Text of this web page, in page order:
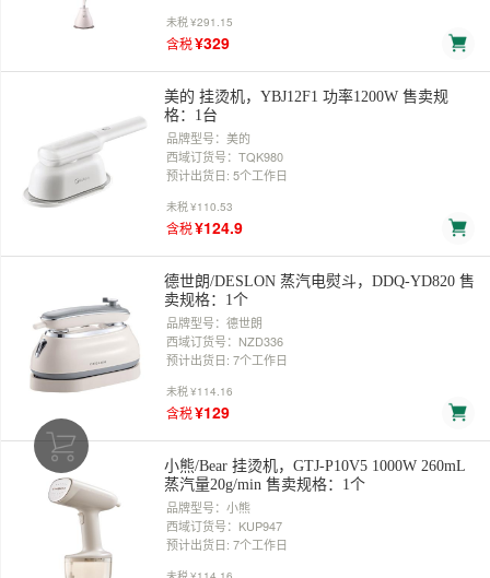
未税¥291.15
含税¥329
美的 挂烫机，YBJ12F1 功率1200W 售卖规
格：1台
品牌型号：美的
西域订货号：TQK980
预计出货日: 5个工作日
未税¥110.53
含税¥124.9
德世朗/DESLON 蒸汽电熨斗，DDQ-YD820 售
卖规格：1个
品牌型号：德世朗
西域订货号：NZD336
预计出货日: 7个工作日
未税¥114.16
含税¥129
小熊/Bear 挂烫机，GTJ-P10V5 1000W 260mL
蒸汽量20g/min 售卖规格：1个
品牌型号：小熊
西域订货号：KUP947
预计出货日: 7个工作日